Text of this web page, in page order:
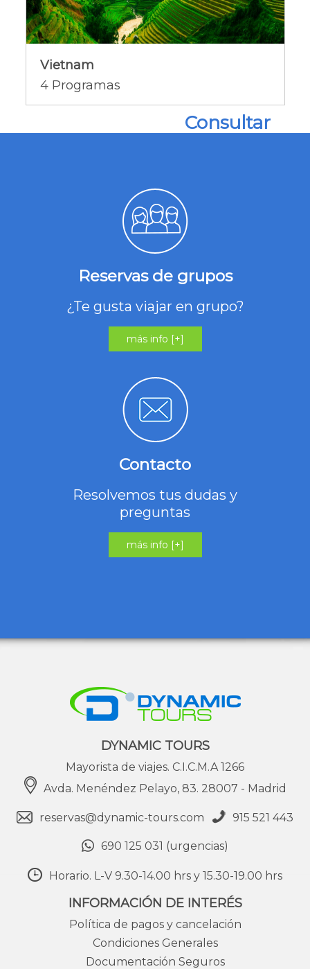
Vietnam
4 Programas
Consultar
Vietnam
Reservas de grupos
¿Te gusta viajar en grupo?
más info [+]
Contacto
Resolvemos tus dudas y
preguntas
más info [+]
DYNAMIC TOURS
Mayorista de viajes. C.I.C.M.A 1266
Avda. Menéndez Pelayo, 83. 28007 - Madrid
reservas@dynamic-tours.com 915 521 443
690 125 031 (urgencias)
Horario. L-V 9.30-14.00 hrs y 15.30-19.00 hrs
INFORMACIÓN DE INTERÉS
Política de pagos y cancelación
Condiciones Generales
Documentación Seguros